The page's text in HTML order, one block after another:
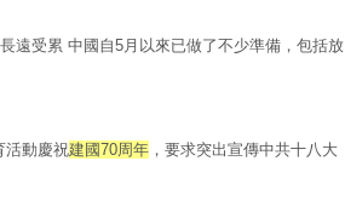
遠受累 中國自5月以來已做了不少準備，包括放
活動慶祝建國70周年 ，要求突出宣傳中共十八大